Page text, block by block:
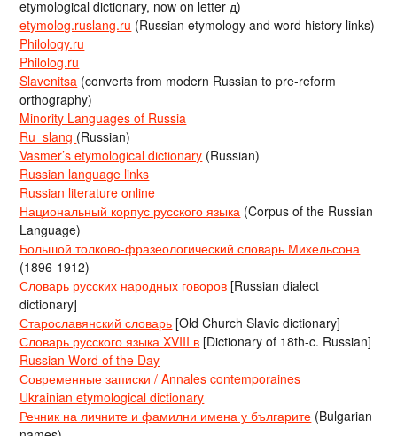
etymological dictionary, now on letter д)
etymolog.ruslang.ru (Russian etymology and word history links)
Philology.ru
Philolog.ru
Slavenitsa (converts from modern Russian to pre-reform
orthography)
Minority Languages of Russia
Ru_slang (Russian)
Vasmer’s etymological dictionary (Russian)
Russian language links
Russian literature online
Национальный корпус русского языка (Corpus of the Russian
Language)
Большой толково-фразеологический словарь Михельсона
(1896-1912)
Словарь русских народных говоров [Russian dialect
dictionary]
Старославянский словарь [Old Church Slavic dictionary]
Словарь русского языка XVIII в [Dictionary of 18th-c. Russian]
Russian Word of the Day
Современные записки / Annales contemporaines
Ukrainian etymological dictionary
Речник на личните и фамилни имена у българите (Bulgarian